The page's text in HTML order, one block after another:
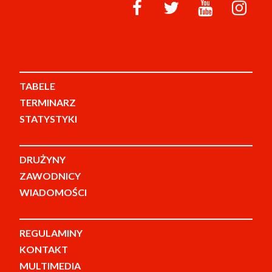
TABELE
TERMINARZ
STATYSTYKI
DRUŻYNY
ZAWODNICY
WIADOMOŚCI
REGULAMINY
KONTAKT
MULTIMEDIA